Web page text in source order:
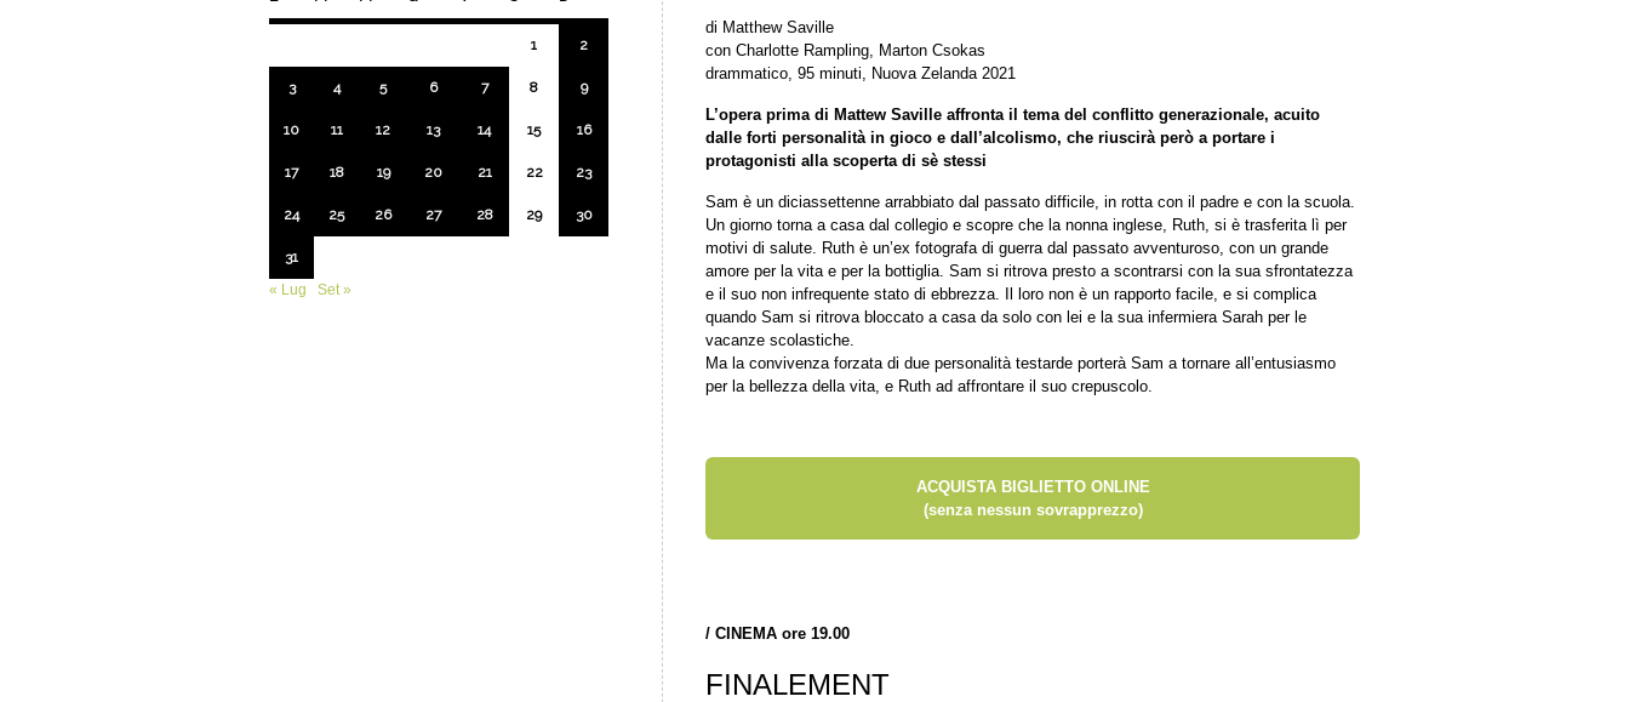
di Matthew Saville
con Charlotte Rampling, Marton Csokas
drammatico, 95 minuti, Nuova Zelanda 2021
L’opera prima di Mattew Saville affronta il tema del conflitto generazionale, acuito
dalle forti personalità in gioco e dall’alcolismo, che riuscirà però a portare i
protagonisti alla scoperta di sè stessi
Sam è un diciassettenne arrabbiato dal passato difficile, in rotta con il padre e con la scuola.
Un giorno torna a casa dal collegio e scopre che la nonna inglese, Ruth, si è trasferita lì per
motivi di salute. Ruth è un’ex fotografa di guerra dal passato avventuroso, con un grande
amore per la vita e per la bottiglia. Sam si ritrova presto a scontrarsi con la sua sfrontatezza
e il suo non infrequente stato di ebbrezza. Il loro non è un rapporto facile, e si complica
quando Sam si ritrova bloccato a casa da solo con lei e la sua infermiera Sarah per le
vacanze scolastiche.
Ma la convivenza forzata di due personalità testarde porterà Sam a tornare all’entusiasmo
per la bellezza della vita, e Ruth ad affrontare il suo crepuscolo.
ACQUISTA BIGLIETTO ONLINE
(senza nessun sovrapprezzo)
/ CINEMA ore 19.00
FINALEMENT
1 2
3 4 5 6 7 8 9
10 11 12 13 14 15 16
17 18 19 20 21 22 23
24 25 26 27 28 29 30
31
« Lug
Set »